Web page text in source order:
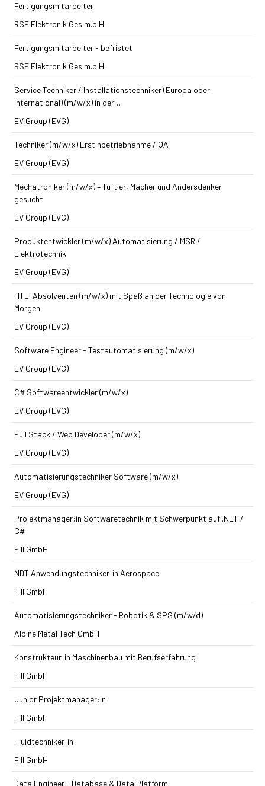
Fertigungsmitarbeiter
RSF Elektronik Ges.m.b.H.
Fertigungsmitarbeiter - befristet
RSF Elektronik Ges.m.b.H.
Service Techniker / Installations­techniker (Europa oder
International) (m/w/x) in der…
EV Group (EVG)
Techniker (m/w/x) Erst­inbetriebnahme / QA
EV Group (EVG)
Mechatroniker (m/w/x) – Tüftler, Macher und Andersdenker
gesucht
EV Group (EVG)
Produkt­entwickler (m/w/x) Automatisierung / MSR /
Elektrotechnik
EV Group (EVG)
HTL-Absolventen (m/w/x) mit Spaß an der Technologie von
Morgen
EV Group (EVG)
Software Engineer - Testautomatisierung (m/w/x)
EV Group (EVG)
C# Softwareentwickler (m/w/x)
EV Group (EVG)
Full Stack / Web Developer (m/w/x)
EV Group (EVG)
Automatisierungs­techniker Software (m/w/x)
EV Group (EVG)
Projektmanager:in Softwaretechnik mit Schwerpunkt auf .NET /
C#
Fill GmbH
NDT Anwendungstechniker:in Aerospace
Fill GmbH
Automatisierungstechniker - Robotik & SPS (m/w/d)
Alpine Metal Tech GmbH
Konstrukteur:in Maschinenbau mit Berufserfahrung
Fill GmbH
Junior Projektmanager:in
Fill GmbH
Fluidtechniker:in
Fill GmbH
Data Engineer - Database & Data Platform